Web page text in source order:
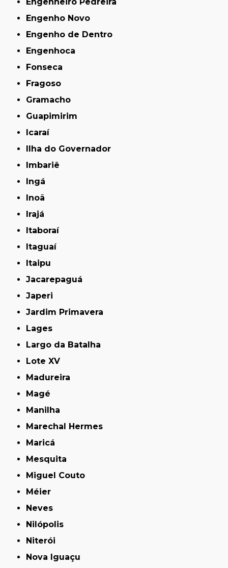
Engenheiro Pedreira
Engenho Novo
Engenho de Dentro
Engenhoca
Fonseca
Fragoso
Gramacho
Guapimirim
Icaraí
Ilha do Governador
Imbariê
Ingá
Inoã
Irajá
Itaboraí
Itaguaí
Itaipu
Jacarepaguá
Japeri
Jardim Primavera
Lages
Largo da Batalha
Lote XV
Madureira
Magé
Manilha
Marechal Hermes
Maricá
Mesquita
Miguel Couto
Méier
Neves
Nilópolis
Niterói
Nova Iguaçu